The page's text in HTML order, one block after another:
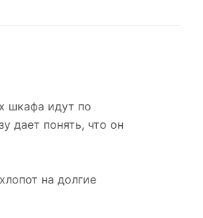
шкафа идут по
дает понять, что он
на долгие